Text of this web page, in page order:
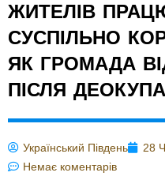
ЖИТЕЛІВ
СУСПІЛЬНО
ЯК ГРОМАДА
ПІСЛЯ
Український Південь 28
Немає коментарів